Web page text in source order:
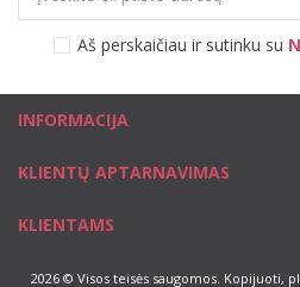
Aš perskaičiau ir sutinku su
INFORMACIJA
KLIENTŲ APTARNAVIMAS
KLIENTAMS
2026 © Visos teisės saugomos. Kopijuoti,